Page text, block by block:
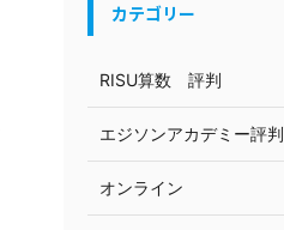
カテゴリー
RISU算数 評判
エジソンアカデミー評判
オンライン